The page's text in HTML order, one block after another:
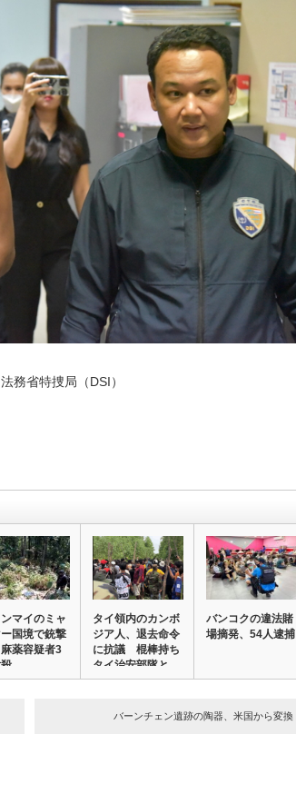
務省特捜局（DSI）
マイのミャ
国境で銃撃
薬容疑者3
殺
タイ領内のカンボ
ジア人、退去命令
に抗議 棍棒持ち
タイ治安部隊と
対…
バンコクの違法賭
場摘発、54人逮捕
バーンチェン遺跡の陶器、米国から変換